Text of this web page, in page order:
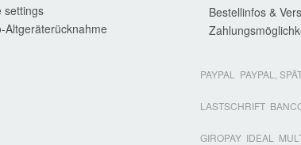
settings
Altgeräterücknahme
Bestellinfos &
PAYPAL PAYPAL,
LASTSCHRIFT
GIROPAY IDEAL